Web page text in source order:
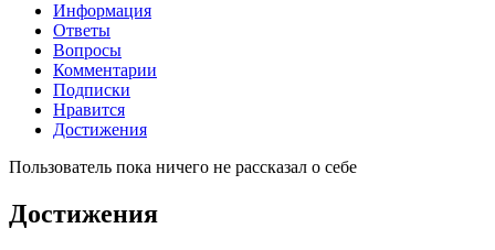
Информация
Ответы
Вопросы
Комментарии
Подписки
Нравится
Достижения
Пользователь пока ничего не рассказал о себе
Достижения